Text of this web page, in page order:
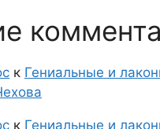
к Гениальные и
к Гениальные и